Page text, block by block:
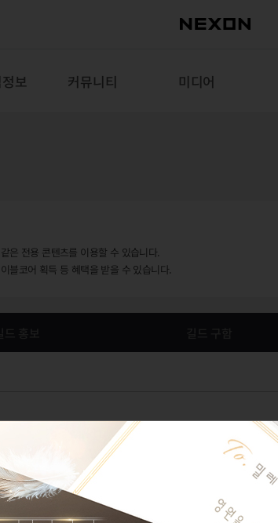
보 커뮤니티 미디어
은 전용 콘텐츠를 이용할 수 있습니다.
블코어 획득 등 혜택을 받을 수 있습니다.
GP / 1,000,000